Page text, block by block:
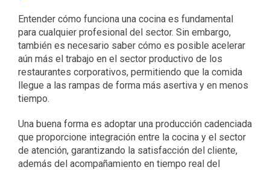
Entender cómo funciona una cocina es fundamental
para cualquier profesional del sector. Sin embargo,
también es necesario saber cómo es posible acelerar
aún más el trabajo en el sector productivo de los
restaurantes corporativos, permitiendo que la comida
llegue a las rampas de forma más asertiva y en menos
tiempo.
Una buena forma es adoptar una producción cadenciada
que proporcione integración entre la cocina y el sector
de atención, garantizando la satisfacción del cliente,
además del acompañamiento en tiempo real del